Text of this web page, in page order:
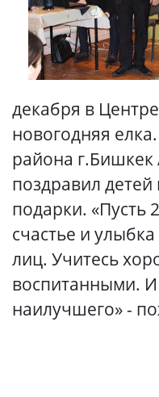
декабря в
новогодняя
района г.Бишкек
поздравил
подарки. «Пусть
счастье и
лиц. Учитесь
воспитанными. И
наилучшего» -